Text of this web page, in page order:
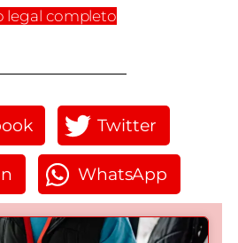
legal completo
Twitter
WhatsApp